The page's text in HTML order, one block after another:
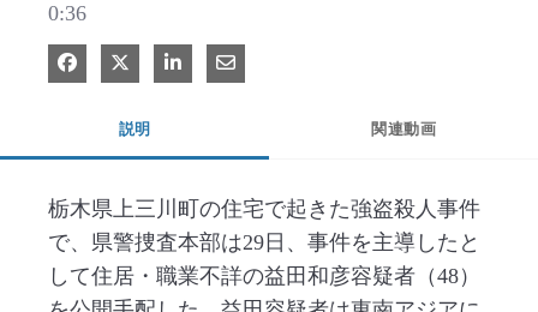
0:36
Facebook で共有
Xで共有する
LinkedIn で共有
電子メールで共有
説明 関連動画
栃木県上三川町の住宅で起きた強盗殺人事件
で、県警捜査本部は29日、事件を主導したと
して住居・職業不詳の益田和彦容疑者（48）